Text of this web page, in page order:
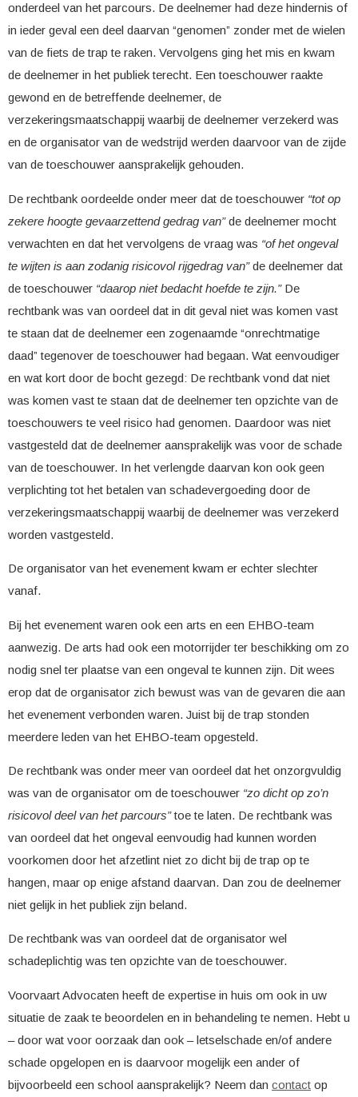
onderdeel van het parcours. De deelnemer had deze hindernis of
in ieder geval een deel daarvan “genomen” zonder met de wielen
van de fiets de trap te raken. Vervolgens ging het mis en kwam
de deelnemer in het publiek terecht. Een toeschouwer raakte
gewond en de betreffende deelnemer, de
verzekeringsmaatschappij waarbij de deelnemer verzekerd was
en de organisator van de wedstrijd werden daarvoor van de zijde
van de toeschouwer aansprakelijk gehouden.
De rechtbank oordeelde onder meer dat de toeschouwer “tot op
zekere hoogte gevaarzettend gedrag van”de deelnemer mocht
verwachten en dat het vervolgens de vraag was “of het ongeval
te wijten is aan zodanig risicovol rijgedrag van”de deelnemer dat
de toeschouwer “daarop niet bedacht hoefde te zijn.”De
rechtbank was van oordeel dat in dit geval niet was komen vast
te staan dat de deelnemer een zogenaamde “onrechtmatige
daad” tegenover de toeschouwer had begaan. Wat eenvoudiger
en wat kort door de bocht gezegd: De rechtbank vond dat niet
was komen vast te staan dat de deelnemer ten opzichte van de
toeschouwers te veel risico had genomen. Daardoor was niet
vastgesteld dat de deelnemer aansprakelijk was voor de schade
van de toeschouwer. In het verlengde daarvan kon ook geen
verplichting tot het betalen van schadevergoeding door de
verzekeringsmaatschappij waarbij de deelnemer was verzekerd
worden vastgesteld.
De organisator van het evenement kwam er echter slechter
vanaf.
Bij het evenement waren ook een arts en een EHBO-team
aanwezig. De arts had ook een motorrijder ter beschikking om zo
nodig snel ter plaatse van een ongeval te kunnen zijn. Dit wees
erop dat de organisator zich bewust was van de gevaren die aan
het evenement verbonden waren. Juist bij de trap stonden
meerdere leden van het EHBO-team opgesteld.
De rechtbank was onder meer van oordeel dat het onzorgvuldig
was van de organisator om de toeschouwer “zo dicht op zo’n
risicovol deel van het parcours”toe te laten. De rechtbank was
van oordeel dat het ongeval eenvoudig had kunnen worden
voorkomen door het afzetlint niet zo dicht bij de trap op te
hangen, maar op enige afstand daarvan. Dan zou de deelnemer
niet gelijk in het publiek zijn beland.
De rechtbank was van oordeel dat de organisator wel
schadeplichtig was ten opzichte van de toeschouwer.
Voorvaart Advocaten heeft de expertise in huis om ook in uw
situatie de zaak te beoordelen en in behandeling te nemen. Hebt u
– door wat voor oorzaak dan ook – letselschade en/of andere
schade opgelopen en is daarvoor mogelijk een ander of
bijvoorbeeld een school aansprakelijk? Neem dan contact op